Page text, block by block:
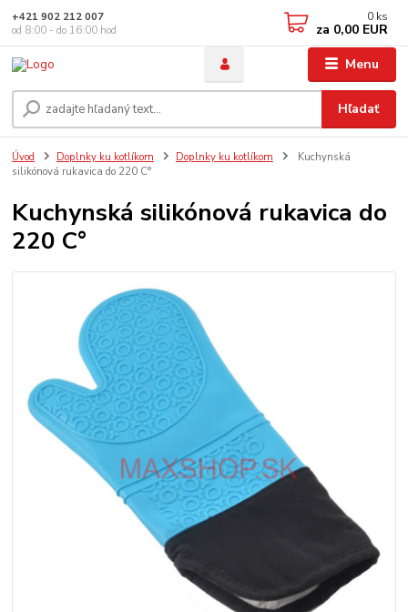
Menu
Hľadať
+421 902 212 007
od 8:00 - do 16:00 hod
0 ks
za 0,00 EUR
Úvod Doplnky ku kotlíkom Doplnky ku kotlíkom
Kuchynská
silikónová rukavica do 220 C°
Kuchynská silikónová rukavica do
220 C°